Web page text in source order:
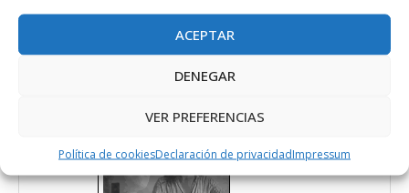
ACEPTAR
DENEGAR
VER PREFERENCIAS
Política de cookiesDeclaración de privacidadImpressum